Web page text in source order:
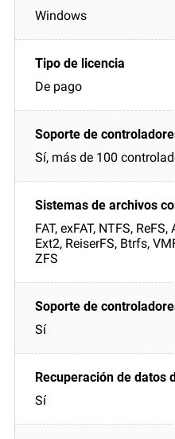
Windows
De pago
Sí, más de 100
FAT, exFAT, NTFS,
Ext2, ReiserFS, Btrfs,
ZFS
Sí
Sí